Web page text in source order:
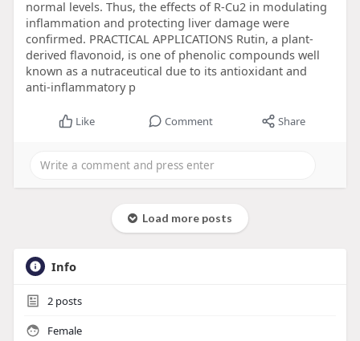
normal levels. Thus, the effects of R-Cu2 in modulating
inflammation and protecting liver damage were
confirmed. PRACTICAL APPLICATIONS Rutin, a plant-
derived flavonoid, is one of phenolic compounds well
known as a nutraceutical due to its antioxidant and
anti-inflammatory p
Like Comment Share
Load more posts
Info
2posts
Female